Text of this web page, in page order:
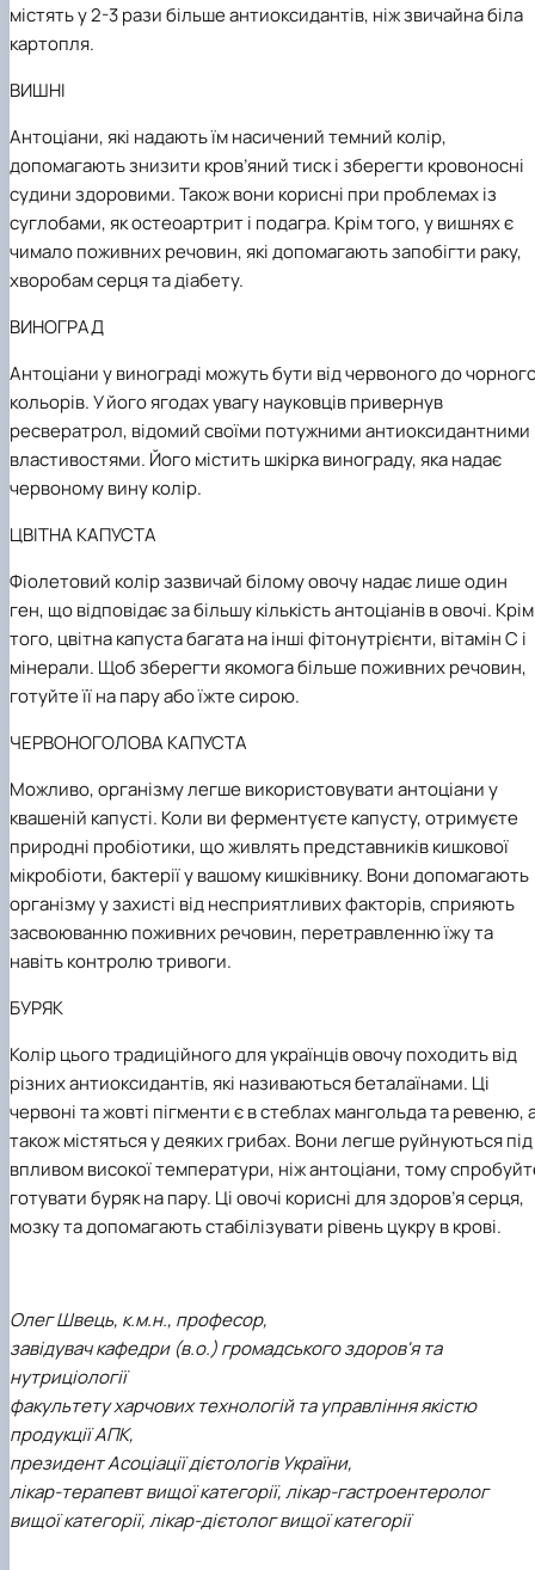
містять у 2-3 рази більше антиоксидантів, ніж звичайна біла
картопля.
ВИШНІ
Антоціани, які надають їм насичений темний колір,
допомагають знизити кров’яний тиск і зберегти кровоносні
судини здоровими. Також вони корисні при проблемах із
суглобами, як остеоартрит і подагра. Крім того, у вишнях є
чимало поживних речовин, які допомагають запобігти раку,
хворобам серця та діабету.
ВИНОГРАД
Антоціани у винограді можуть бути від червоного до
кольорів. У його ягодах увагу науковців привернув
ресвератрол, відомий своїми потужними антиоксидантними
властивостями. Його містить шкірка винограду, яка надає
червоному вину колір.
ЦВІТНА КАПУСТА
Фіолетовий колір зазвичай білому овочу надає лише один
ген, що відповідає за більшу кількість антоціанів в овочі. Крім
того, цвітна капуста багата на інші фітонутрієнти, вітамін С і
мінерали. Щоб зберегти якомога більше поживних речовин,
готуйте її на пару або їжте сирою.
ЧЕРВОНОГОЛОВА КАПУСТА
Можливо, організму легше використовувати антоціани у
квашеній капусті. Коли ви ферментуєте капусту, отримуєте
природні пробіотики, що живлять представників кишкової
мікробіоти, бактерії у вашому кишківнику. Вони допомагають
організму у захисті від несприятливих факторів, сприяють
засвоюванню поживних речовин, перетравленню їжу та
навіть контролю тривоги.
БУРЯК
Колір цього традиційного для українців овочу походить від
різних антиоксидантів, які називаються беталаїнами. Ці
червоні та жовті пігменти є в стеблах мангольда та ревеню,
також містяться у деяких грибах. Вони легше руйнуються під
впливом високої температури, ніж антоціани, тому
готувати буряк на пару. Ці овочі корисні для здоров’я серця,
мозку та допомагають стабілізувати рівень цукру в крові.
Олег Швець, к.м.н., професор,
завідувач кафедри (в.о.) громадського здоров'я та
нутриціології
факультету харчових технологій та управління якістю
продукції АПК,
президент Асоціації дієтологів України,
лікар-терапевт вищої категорії, лікар-гастроентеролог
вищої категорії, лікар-дієтолог вищої категорії